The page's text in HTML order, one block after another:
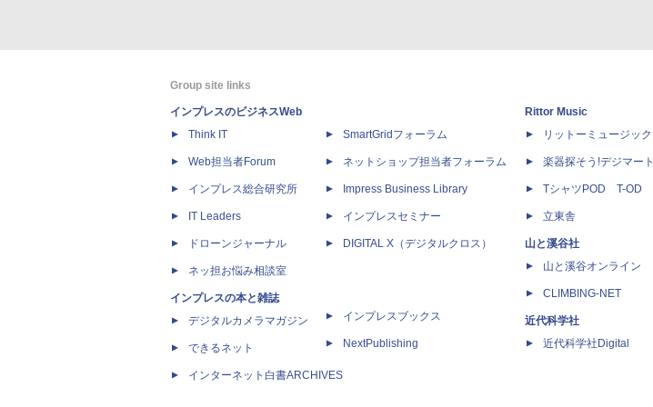
Group site links
インプレスのビジネスWeb
Think IT
Web担当者Forum
インプレス総合研究所
IT Leaders
ドローンジャーナル
ネッ担お悩み相談室
インプレスの本と雑誌
デジタルカメラマガジン
できるネット
インターネット白書ARCHIVES
SmartGridフォーラム
ネットショップ担当者フォーラム
Impress Business Library
インプレスセミナー
DIGITAL X（デジタルクロス）
インプレスブックス
NextPublishing
Rittor Music
リットーミュージック
楽器探そう!デジマート
TシャツPOD T-OD
立東舎
山と溪谷社
山と溪谷オンライン
CLIMBING-NET
近代科学社
近代科学社Digital